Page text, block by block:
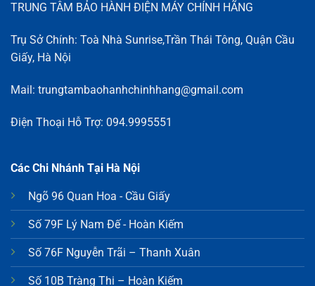
TRUNG TÂM BẢO HÀNH ĐIỆN MÁY CHÍNH HÃNG
Trụ Sở Chính: Toà Nhà Sunrise,Trần Thái Tông, Quận Cầu
Giấy, Hà Nội
Mail: trungtambaohanhchinhhang@gmail.com
Điện Thoại Hỗ Trợ: 094.9995551
Các Chi Nhánh Tại Hà Nội
Ngõ 96 Quan Hoa - Cầu Giấy
Số 79F Lý Nam Đế - Hoàn Kiếm
Số 76F Nguyễn Trãi – Thanh Xuân
Số 10B Tràng Thi – Hoàn Kiếm